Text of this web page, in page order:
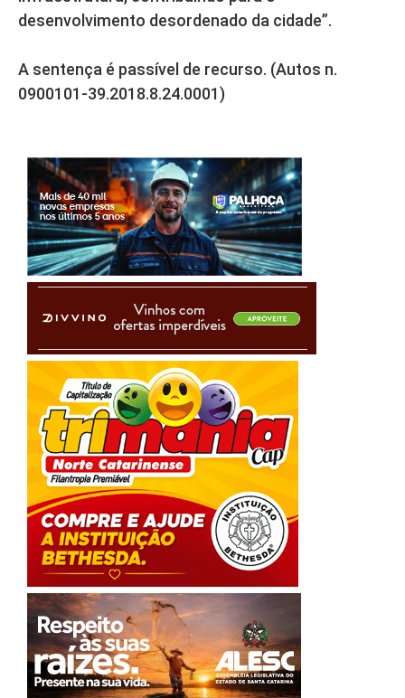
desenvolvimento desordenado da cidade”.
A sentença é passível de recurso. (Autos n.
0900101-39.2018.8.24.0001)